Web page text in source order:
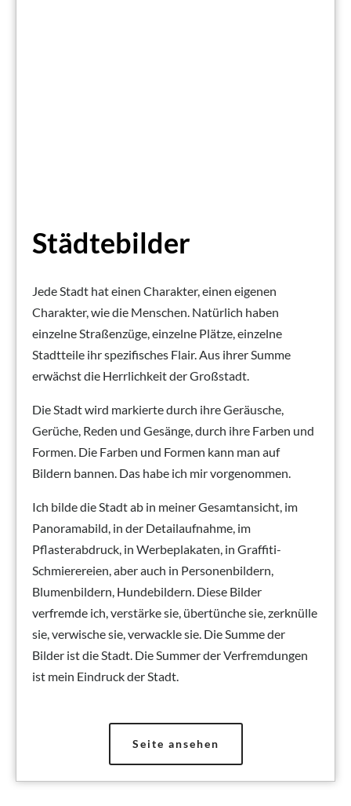
Städtebilder
Jede Stadt hat einen Charakter, einen eigenen
Charakter, wie die Menschen. Natürlich haben
einzelne Straßenzüge, einzelne Plätze, einzelne
Stadtteile ihr spezifisches Flair. Aus ihrer Summe
erwächst die Herrlichkeit der Großstadt.
Die Stadt wird markierte durch ihre Geräusche,
Gerüche, Reden und Gesänge, durch ihre Farben und
Formen. Die Farben und Formen kann man auf
Bildern bannen. Das habe ich mir vorgenommen.
Ich bilde die Stadt ab in meiner Gesamtansicht, im
Panoramabild, in der Detailaufnahme, im
Pflasterabdruck, in Werbeplakaten, in Graffiti-
Schmierereien, aber auch in Personenbildern,
Blumenbildern, Hundebildern. Diese Bilder
verfremde ich, verstärke sie, übertünche sie, zerknülle
sie, verwische sie, verwackle sie. Die Summe der
Bilder ist die Stadt. Die Summer der Verfremdungen
ist mein Eindruck der Stadt.
Seite ansehen